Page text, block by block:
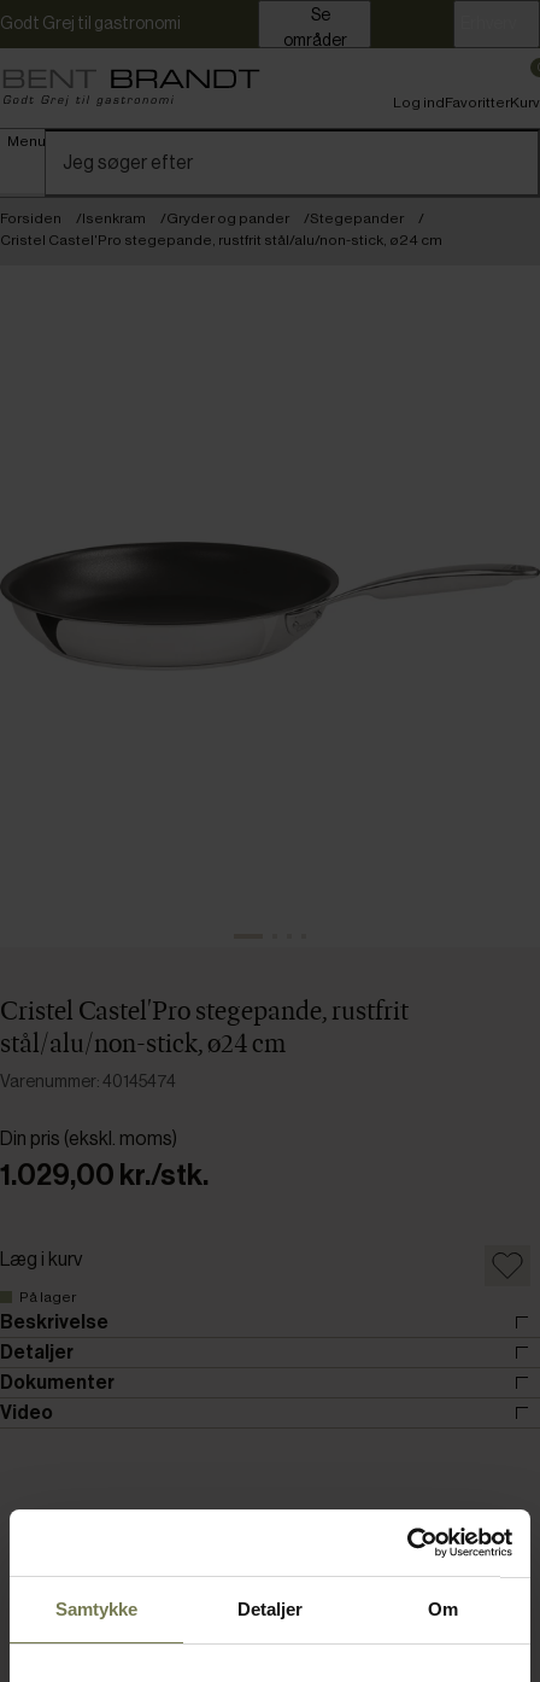
Samtykke Detaljer Om
Godt Grej til gastronomi
områder
Menu
Log indFavoritterKurv
Forsiden Isenkram Gryder og pander
Stegepander
Cristel Castel'Pro stegepande, rustfrit stål/alu/non-stick, ø24 cm
Cristel Castel'Pro stegepande, rustfrit
stål/alu/non-stick, ø24 cm
Varenummer: 40145474
Din pris (ekskl. moms)
1.029,00 kr./stk.
Læg i kurv
På lager
Beskrivelse
Detaljer
Dokumenter
Video